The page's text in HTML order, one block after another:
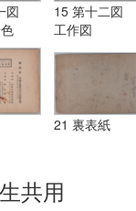
図
15 第十二図
工作図
21 裏表紙
共用